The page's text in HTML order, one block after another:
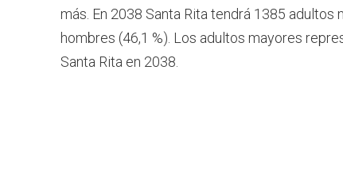
más. En 2038 Santa Rita tendrá 1385 adultos
hombres (46,1 %). Los adultos mayores
Santa Rita en 2038.